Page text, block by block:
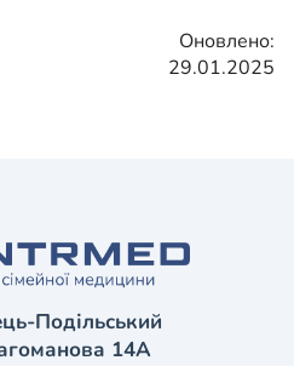
Оновлено:
29.01.2025
Подільський
14А